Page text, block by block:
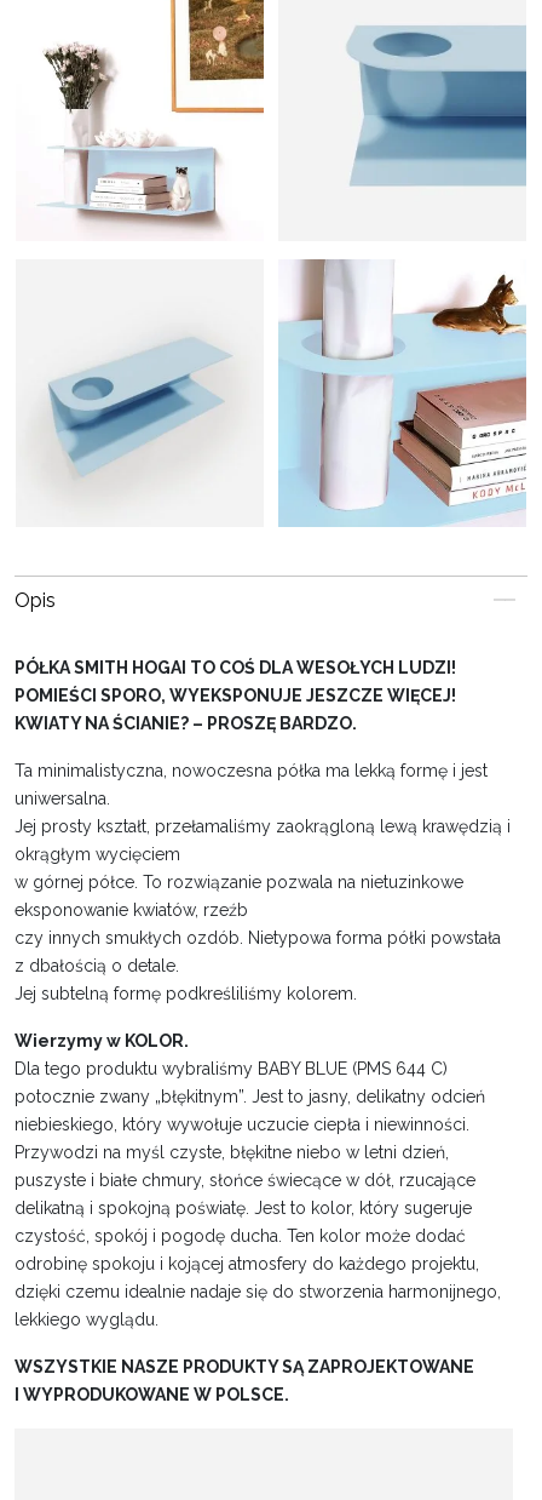
Opis
PÓŁKA SMITH HOGAI TO COŚ DLA WESOŁYCH LUDZI!
POMIEŚCI SPORO, WYEKSPONUJE JESZCZE WIĘCEJ!
KWIATY NA ŚCIANIE? – PROSZĘ BARDZO.
Ta minimalistyczna, nowoczesna półka ma lekką formę i jest
uniwersalna.
Jej prosty kształt, przełamaliśmy zaokrągloną lewą krawędzią i
okrągłym wycięciem
w górnej półce. To rozwiązanie pozwala na nietuzinkowe
eksponowanie kwiatów, rzeźb
czy innych smukłych ozdób. Nietypowa forma półki powstała
z dbałością o detale.
Jej subtelną formę podkreśliliśmy kolorem.
Wierzymy w KOLOR.
Dla tego produktu wybraliśmy BABY BLUE (PMS 644 C)
potocznie zwany „błękitnym”. Jest to jasny, delikatny odcień
niebieskiego, który wywołuje uczucie ciepła i niewinności.
Przywodzi na myśl czyste, błękitne niebo w letni dzień,
puszyste i białe chmury, słońce świecące w dół, rzucające
delikatną i spokojną poświatę. Jest to kolor, który sugeruje
czystość, spokój i pogodę ducha. Ten kolor może dodać
odrobinę spokoju i kojącej atmosfery do każdego projektu,
dzięki czemu idealnie nadaje się do stworzenia harmonijnego,
lekkiego wyglądu.
WSZYSTKIE NASZE PRODUKTY SĄ ZAPROJEKTOWANE
I WYPRODUKOWANE W POLSCE.